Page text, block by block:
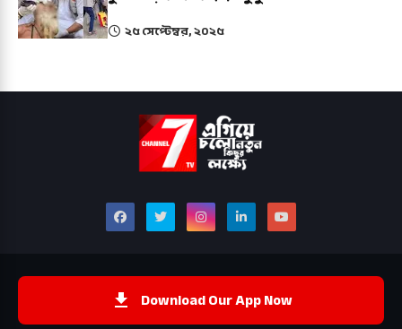
২৫ সেপ্টেম্বর, ২০২৫
Download Our App Now